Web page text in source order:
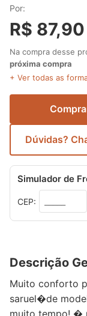
Por:
R$ 87,90
Na compra desse
próxima compra
+ Ver todas as
Dúvidas?
Simulador de
CEP:
Descrição
Muito conforto
saruel�de